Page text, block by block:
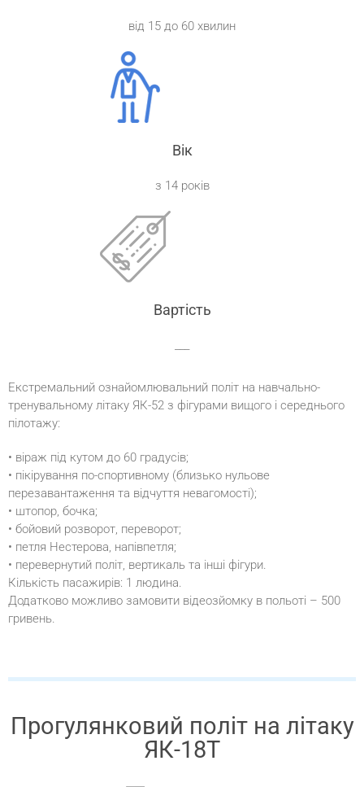
від 15 до 60 хвилин
Вік
з 14 років
Вартість
Екстремальний ознайомлювальний політ на навчально-
тренувальному літаку ЯК-52 з фігурами вищого і середнього
пілотажу:
• віраж під кутом до 60 градусів;
• пікірування по-спортивному (близько нульове
перезавантаження та відчуття невагомості);
• штопор, бочка;
• бойовий розворот, переворот;
• петля Нестерова, напівпетля;
• перевернутий політ, вертикаль та інші фігури.
Кількість пасажирів: 1 людина.
Додатково можливо замовити відеозйомку в польоті – 500
гривень.
Прогулянковий політ на літаку
ЯК-18Т